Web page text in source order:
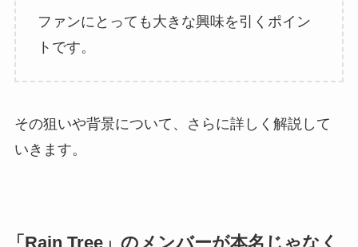
ファンにとっても大きな興味を引くポイン
トです。
その狙いや背景について、さらに詳しく解説して
いきます。